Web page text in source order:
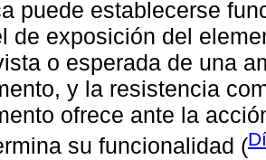
puede establecerse
de exposición del
o esperada de una
y la resistencia
ofrece ante la
su funcionalidad (